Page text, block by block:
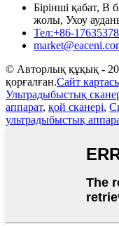
Бірінші қабат,
жолы, Ухоу
Тел:+86-
© Авторлық құқық -
қорғалған.Сайт
Ультрадыбыстық
аппарат, қой сканері,
ультрадыбыстық